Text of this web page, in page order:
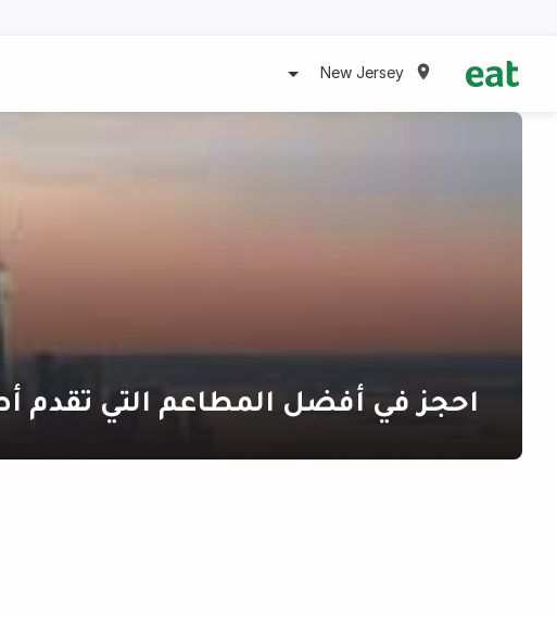
New Jersey
احجز في أفضل المطاعم التي تقدم